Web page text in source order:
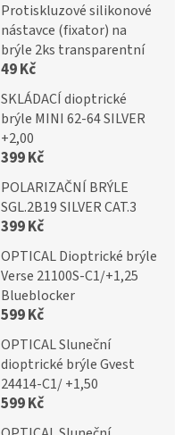
Protiskluzové silikonové
nástavce (fixator) na
brýle 2ks transparentní
49 Kč
SKLÁDACÍ dioptrické
brýle MINI 62-64 SILVER
+2,00
399 Kč
POLARIZAČNÍ BRÝLE
SGL.2B19 SILVER CAT.3
399 Kč
OPTICAL Dioptrické brýle
Verse 21100S-C1/+1,25
Blueblocker
599 Kč
OPTICAL Sluneční
dioptrické brýle Gvest
24414-C1/ +1,50
599 Kč
MONTANA EYEWEAR
Bezrámečkové
Montana MM571A
699 Kč